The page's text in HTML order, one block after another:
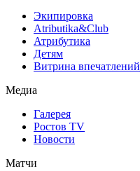
Экипировка
Atributika&Club
Атрибутика
Детям
Витрина впечатлений
Медиа
Галерея
Ростов TV
Новости
Матчи